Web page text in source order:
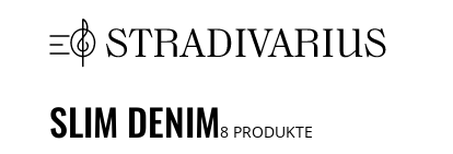
SLIM DENIM8 PRODUKTE